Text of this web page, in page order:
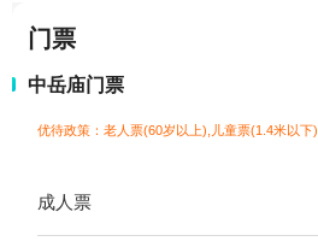
门票
中岳庙门票
优待政策：老人票(60岁以上),儿童票(1.4米以下)
成人票